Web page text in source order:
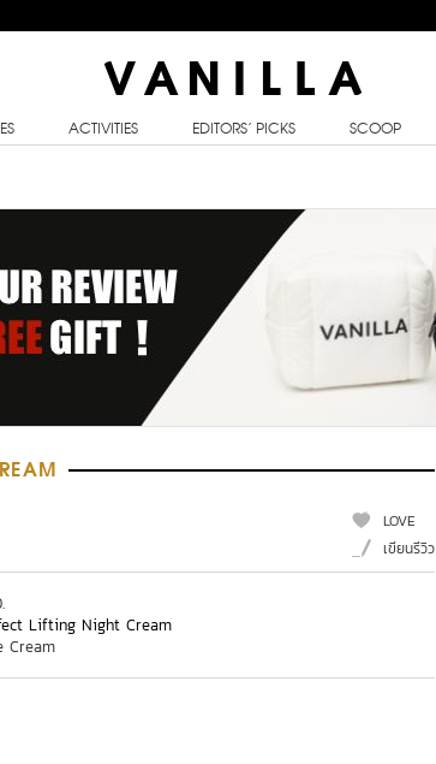
ACTIVITIES EDITORS’ PICKS SCOOP
LOVE
เขียนรีวิว
Lifting Night Cream
Cream